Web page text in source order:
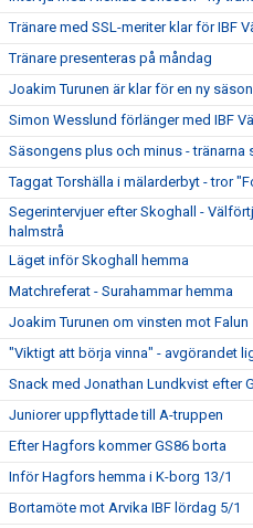
Tränare med SSL-meriter klar för IBF
Tränare presenteras på måndag
Joakim Turunen är klar för en ny
Simon Wesslund förlänger med IBF
Säsongens plus och minus - tränarna
Taggat Torshälla i mälarderbyt - tror
Segerintervjuer efter Skoghall -
halmstrå
Läget inför Skoghall hemma
Matchreferat - Surahammar hemma
Joakim Turunen om vinsten mot Falun
"Viktigt att börja vinna" - avgörandet
Snack med Jonathan Lundkvist efter
Juniorer uppflyttade till A-truppen
Efter Hagfors kommer GS86 borta
Inför Hagfors hemma i K-borg 13/1
Bortamöte mot Arvika IBF lördag 5/1